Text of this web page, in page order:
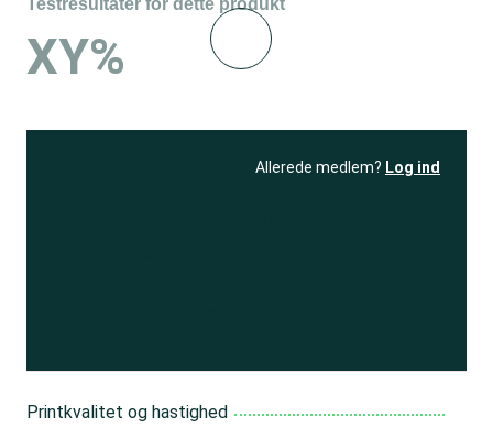
Testresultater for dette produkt
XY%
Allerede medlem? Log ind
Printkvalitet og hastighed